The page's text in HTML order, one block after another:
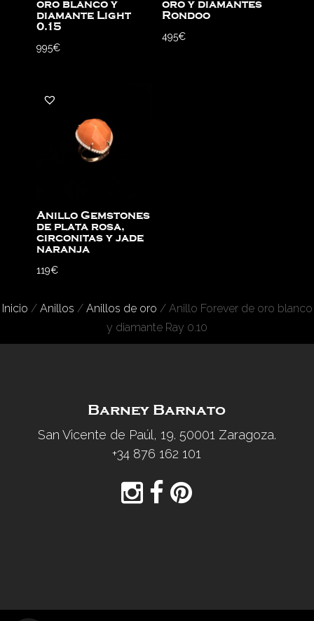
oro blanco y
diamante Light
0.15
995€
oro y diamantes
Rondoo
495€
Anillo Gemstones
de plata rosa,
circonitas y jade
naranja
119€
Inicio / Anillos / Anillos de oro / Anillo Forever de oro blanco
y diamante Ray 0.10
Barney Barnato
San Vicente de Paúl, 19. 50001 Zaragoza.
+34 876 162 101